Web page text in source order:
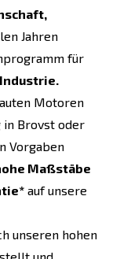
Jahren
für
Motoren
Brovst oder
Vorgaben
Maßstäbe
auf unsere
unseren hohen